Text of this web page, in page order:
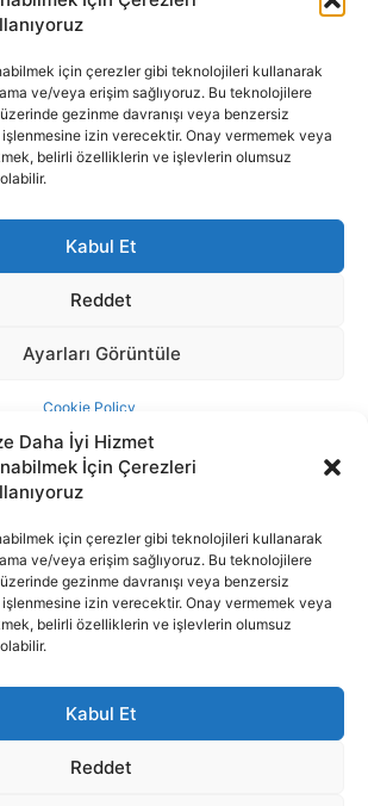
Daha İyi Hizmet
İçin Çerezleri
için çerezler gibi teknolojileri kullanarak
ve/veya erişim sağlıyoruz. Bu teknolojilere
gezinme davranışı veya benzersiz
izin verecektir. Onay vermemek veya
belirli özelliklerin ve işlevlerin olumsuz
Kabul Et
Reddet
yer alan tüm haber metini, resim ve benzeri
Yayıncılık A.Ş.'ye aittir. Hiçbir şekilde
bir ortamda, kaynak gösterilse bile izin
alınmadan kullanılamaz.